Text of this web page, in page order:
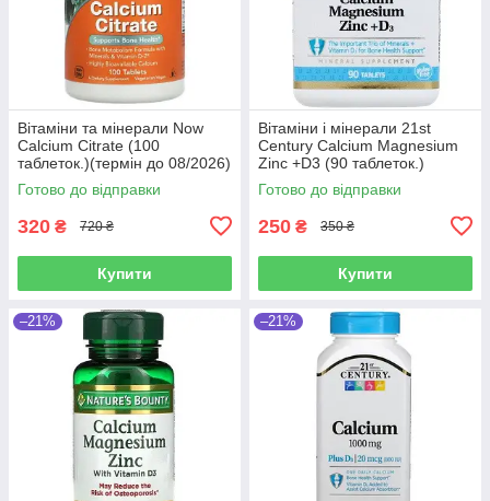
Вітаміни та мінерали Now
Calcium Citrate (100
таблеток.)(термін до 08/2026)
Готово до відправки
320 ₴ 720 ₴
Купити
Вітаміни і мінерали 21st
Century Calcium Magnesium
Zinc +D3 (90 таблеток.)
Готово до відправки
250 ₴ 350 ₴
Купити
–21% –21%